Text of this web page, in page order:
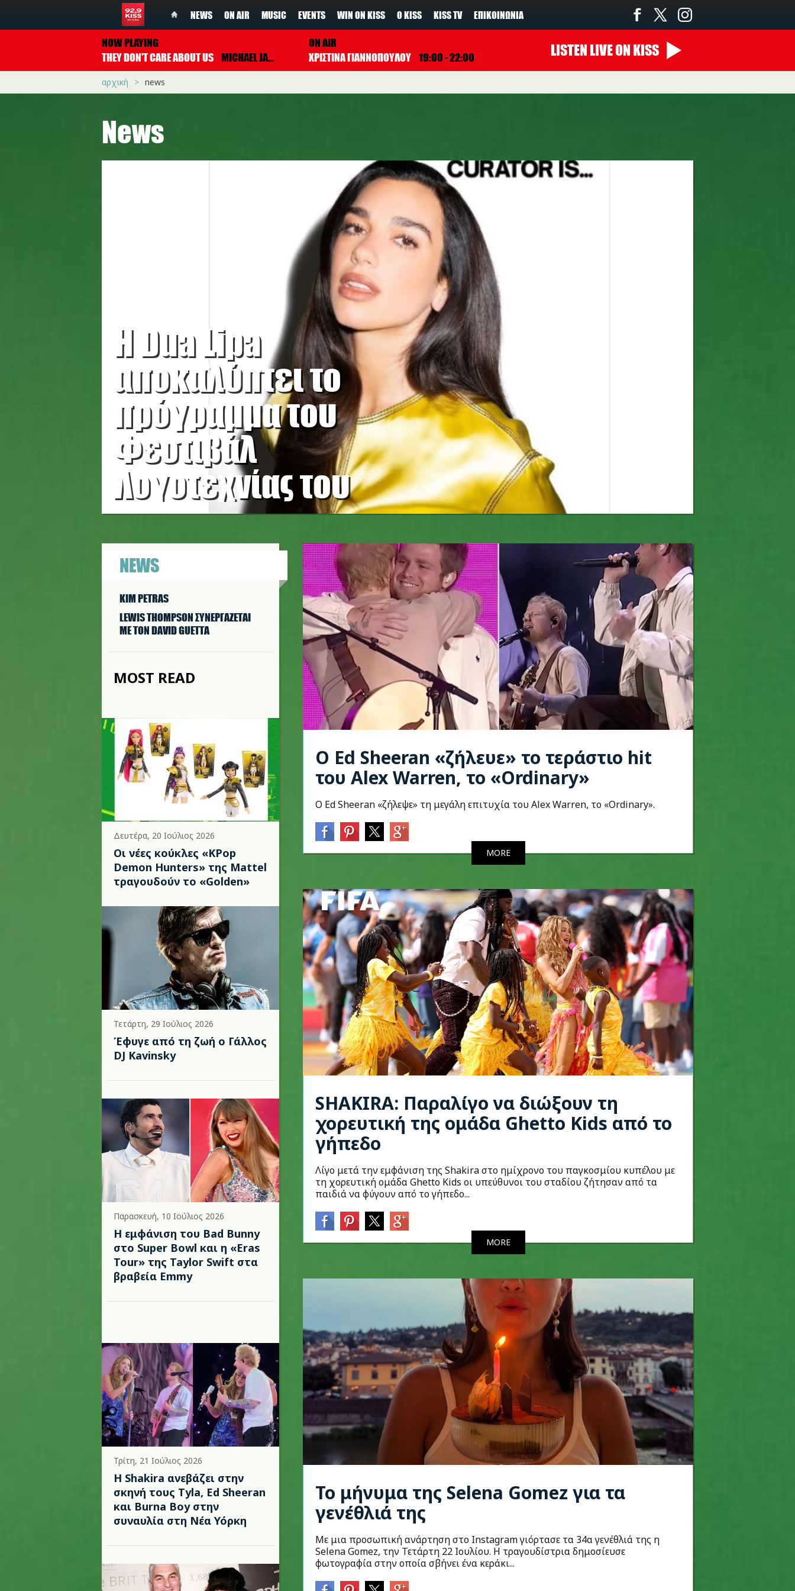
NEWS ON AIR MUSIC EVENTS WIN ON KISS Ο KISS KISS TV ΕΠΙΚΟΙΝΩΝΊΑ
NOW PLAYING
THEY DON'T CARE ABOUT US MICHAEL JACKSON
ON AIR
ΧΡΙΣΤΙΝΑ ΓΙΑΝΝΟΠΟΥΛΟΥ 19:00 - 22:00 LISTEN LIVEON KISS
αρχική news
News
Η Dua Lipa
αποκαλύπτει το
πρόγραμμα του
Φεστιβάλ
Λογοτεχνίας του
Λονδίνου
NEWS
KIM PETRAS
LEWIS THOMPSON ΣΥΝΕΡΓAΖΕΤΑΙ
ΜΕ ΤΟΝ DAVID GUETTA
MOST READ
Δευτέρα, 20 Ιούλιος 2026
Οι νέες κούκλες «KPop
Demon Hunters» της Mattel
τραγουδούν το «Golden»
Τετάρτη, 29 Ιούλιος 2026
Έφυγε από τη ζωή ο Γάλλος
DJ Kavinsky
Παρασκευή, 10 Ιούλιος 2026
Η εμφάνιση του Bad Bunny
στο Super Bowl και η «Eras
Tour» της Taylor Swift στα
βραβεία Emmy
Τρίτη, 21 Ιούλιος 2026
Η Shakira ανεβάζει στην
σκηνή τους Tyla, Ed Sheeran
και Burna Boy στην
συναυλία στη Νέα Υόρκη
Ο Ed Sheeran «ζήλευε» το τεράστιο hit
του Alex Warren, το «Ordinary»
Ο Ed Sheeran «ζήλεψε» τη μεγάλη επιτυχία του Alex Warren, το «Ordinary».
MORE
SHAKIRA: Παραλίγο να διώξουν τη
χορευτική της ομάδα Ghetto Kids από το
γήπεδο
Λίγο μετά την εμφάνιση της Shakira στο ημίχρονο του παγκοσμίου κυπέλου με
τη χορευτική ομάδα Ghetto Kids οι υπεύθυνοι του σταδίου ζήτησαν από τα
παιδιά να φύγουν από το γήπεδο...
MORE
Το μήνυμα της Selena Gomez για τα
γενέθλιά της
Με μια προσωπική ανάρτηση στο Instagram γιόρτασε τα 34α γενέθλιά της η
Selena Gomez, την Τετάρτη 22 Ιουλίου. Η τραγουδίστρια δημοσίευσε
φωτογραφία στην οποία σβήνει ένα κεράκι...